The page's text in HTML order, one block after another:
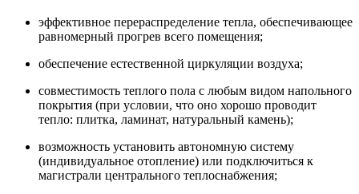
эффективное перераспределение тепла, обеспечивающее
равномерный прогрев всего помещения;
обеспечение естественной циркуляции воздуха;
совместимость теплого пола с любым видом напольного
покрытия (при условии, что оно хорошо проводит
тепло: плитка, ламинат, натуральный камень);
возможность установить автономную систему
(индивидуальное отопление) или подключиться к
магистрали центрального теплоснабжения;